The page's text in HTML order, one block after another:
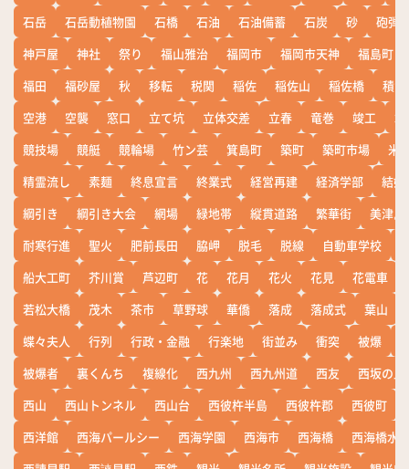
石岳
石岳動植物園 石橋 石油 石油備蓄 石炭 砂
砲弾
神戸屋
神社 祭り 福山雅治 福岡市 福岡市天神
福島町
福田
福砂屋 秋 移転 税関 稲佐 稲佐山 稲佐橋
積雪
空港
空襲 窓口 立て坑 立体交差 立春 竜巻 竣工
競技場
競艇 競輪場 竹ン芸 箕島町 築町 築町市場
米
精霊流し
素麺 終息宣言 終業式 経営再建 経済学部
結婚
綱引き
綱引き大会 網場 緑地帯 縦貫道路 繁華街
美津島
耐寒行進
聖火 肥前長田 脇岬 脱毛 脱線 自動車学校
船大工町
芥川賞 芦辺町 花 花月 花火 花見 花電車
若松大橋
茂木 茶市 草野球 華僑 落成 落成式 葉山
蝶々夫人
行列 行政・金融 行楽地 街並み 衝突 被爆
被爆者
裏くんち 複線化 西九州 西九州道 西友
西坂の丘
西山
西山トンネル 西山台 西彼杵半島 西彼杵郡 西彼町
西洋館
西海パールシー 西海学園 西海市 西海橋
西海橋水